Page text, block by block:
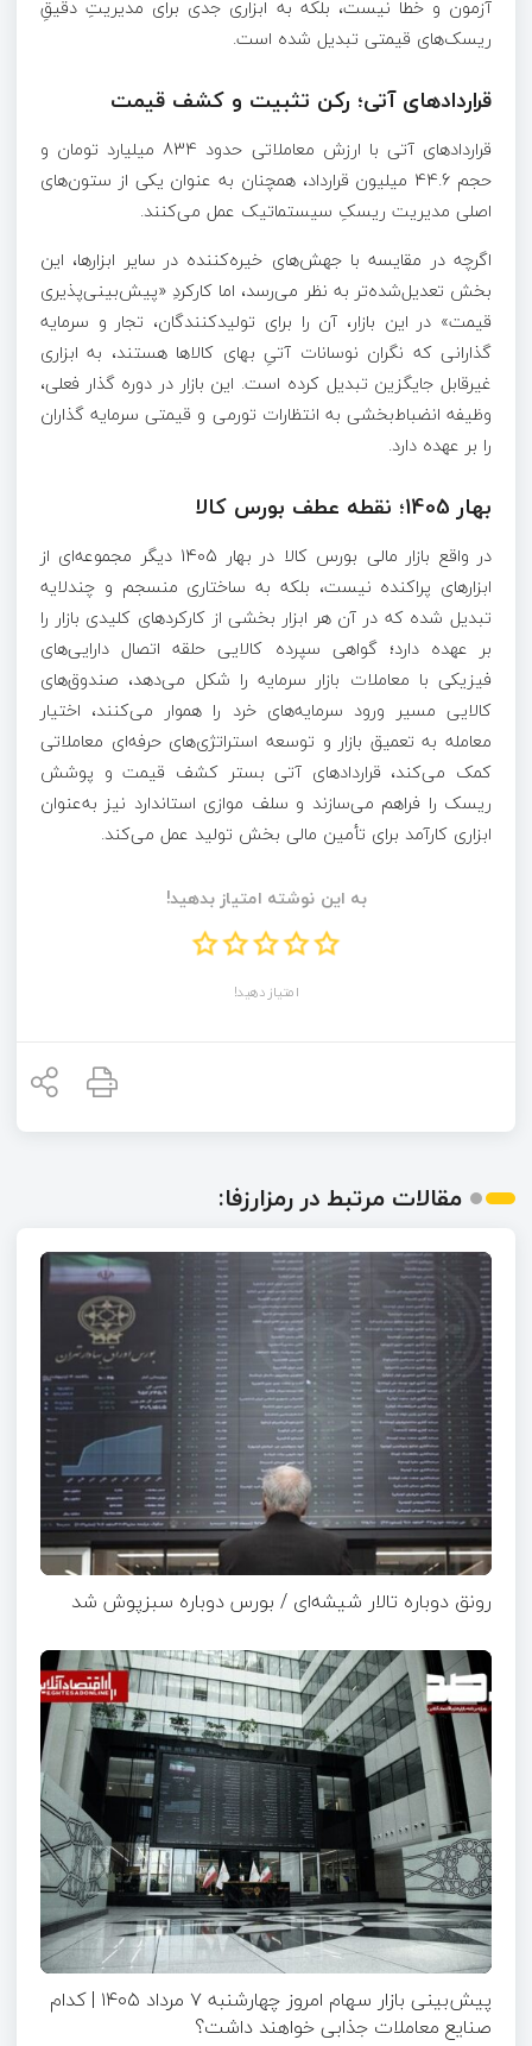
آزمون و خطا نیست، بلکه به ابزاری جدی برای مدیریتِ دقیقِ
ریسک‌های قیمتی تبدیل شده است.
قراردادهای آتی؛ رکن تثبیت و کشف قیمت
قراردادهای آتی با ارزش معاملاتی حدود 834 میلیارد تومان و
حجم 44.6 میلیون قرارداد، همچنان به عنوان یکی از ستون‌های
اصلی مدیریت ریسکِ سیستماتیک عمل می‌کنند.
اگرچه در مقایسه با جهش‌های خیره‌کننده در سایر ابزارها، این
بخش تعدیل‌شده‌تر به نظر می‌رسد، اما کارکردِ «پیش‌بینی‌پذیری
قیمت» در این بازار، آن را برای تولیدکنندگان، تجار و سرمایه
گذارانی که نگران نوسانات آتیِ بهای کالاها هستند، به ابزاری
غیرقابل جایگزین تبدیل کرده است. این بازار در دوره گذار فعلی،
وظیفه انضباط‌بخشی به انتظارات تورمی و قیمتی سرمایه گذاران
را بر عهده دارد.
بهار 1405؛ نقطه عطف بورس کالا
در واقع بازار مالی بورس کالا در بهار 1405 دیگر مجموعه‌ای از
ابزارهای پراکنده نیست، بلکه به ساختاری منسجم و چندلایه
تبدیل شده که در آن هر ابزار بخشی از کارکردهای کلیدی بازار را
بر عهده دارد؛ گواهی سپرده کالایی حلقه اتصال دارایی‌های
فیزیکی با معاملات بازار سرمایه را شکل می‌دهد، صندوق‌های
کالایی مسیر ورود سرمایه‌های خرد را هموار می‌کنند، اختیار
معامله به تعمیق بازار و توسعه استراتژی‌های حرفه‌ای معاملاتی
کمک می‌کند، قراردادهای آتی بستر کشف قیمت و پوشش
ریسک را فراهم می‌سازند و سلف موازی استاندارد نیز به‌عنوان
ابزاری کارآمد برای تأمین مالی بخش تولید عمل می‌کند.
به این نوشته امتیاز بدهید!
امتیاز دهید!
مقالات مرتبط در رمزارزفا:
رونق دوباره تالار شیشه‌ای / بورس دوباره سبزپوش شد
پیش‌بینی بازار سهام امروز چهارشنبه ۷ مرداد ۱۴۰۵ | کدام
صنایع معاملات جذابی خواهند داشت؟